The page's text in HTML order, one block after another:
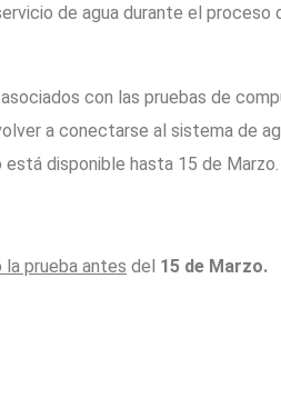
de agua durante el proceso
con las pruebas de
a conectarse al sistema de
disponible hasta 15 de Marzo.
prueba antes del 15 de Marzo.